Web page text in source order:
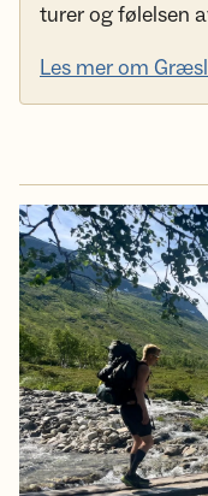
turer og følelsen
Les mer om